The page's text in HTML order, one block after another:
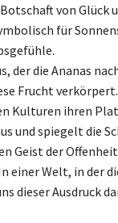
von Glück
für
der die Ananas
Frucht
Kulturen ihren
und spiegelt die
Geist der
einer Welt, in der
dieser Ausdruck